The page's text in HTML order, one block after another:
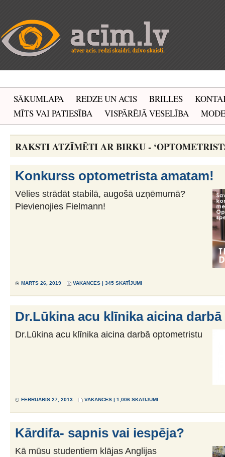
SĀKUMLAPA REDZE UN ACIS BRILLES
MĪTS VAI PATIESĪBA
VISPĀRĒJĀ VESELĪBA MODE
RAKSTI ATZĪMĒTI AR BIRKU -
Konkurss optometrista amatam!
Vēlies strādāt stabilā, augošā uzņēmumā?
Pievienojies Fielmann!
MARTS 26, 2019 VAKANCES | 345 SKATĪJUMI
Dr.Lūkina acu klīnika aicina
Dr.Lūkina acu klīnika aicina darbā optometristu
FEBRUĀRIS 27, 2013 VAKANCES | 1,006 SKATĪJUMI
Kārdifa- sapnis vai iespēja?
Kā mūsu studentiem klājas Anglijas